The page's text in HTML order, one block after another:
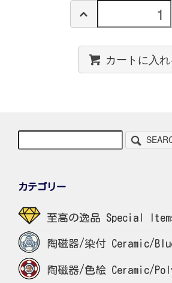
カートに入
カテゴリー
至高の逸品 Special
陶磁器/染付 Ceramic/
陶磁器/色絵 Ceramic/